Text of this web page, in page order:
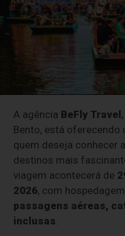
A agência BeFly Travel
Bento, está oferecendo
quem deseja conhecer a
destinos mais
viagem acontecerá de
2026, com
passagens aéreas,
inclusas